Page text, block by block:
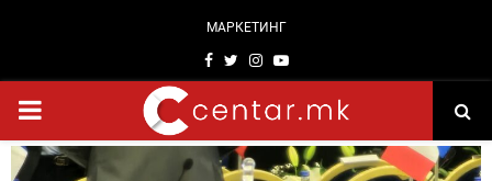
МАРКЕТИНГ
Facebook
TwitterInstagram
Youtube
PRIMARY
MENU